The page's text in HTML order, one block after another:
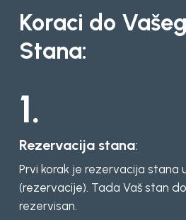
Koraci do
Stana:
1.
Rezervacija stana:
Prvi korak je rezervacija stana
(rezervacije). Tada Vaš stan
rezervisan.